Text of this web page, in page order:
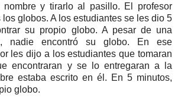
nombre y tirarlo al pasillo. El profesor
los globos. A los estudiantes se les dio 5
su propio globo. A pesar de una
nadie encontró su globo. En ese
les dijo a los estudiantes que tomaran
encontraran y se lo entregaran a la
estaba escrito en él. En 5 minutos,
globo.